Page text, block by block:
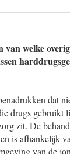
van welke
dat
drugs gebruikt
zit. De
is afhankelijk
van de